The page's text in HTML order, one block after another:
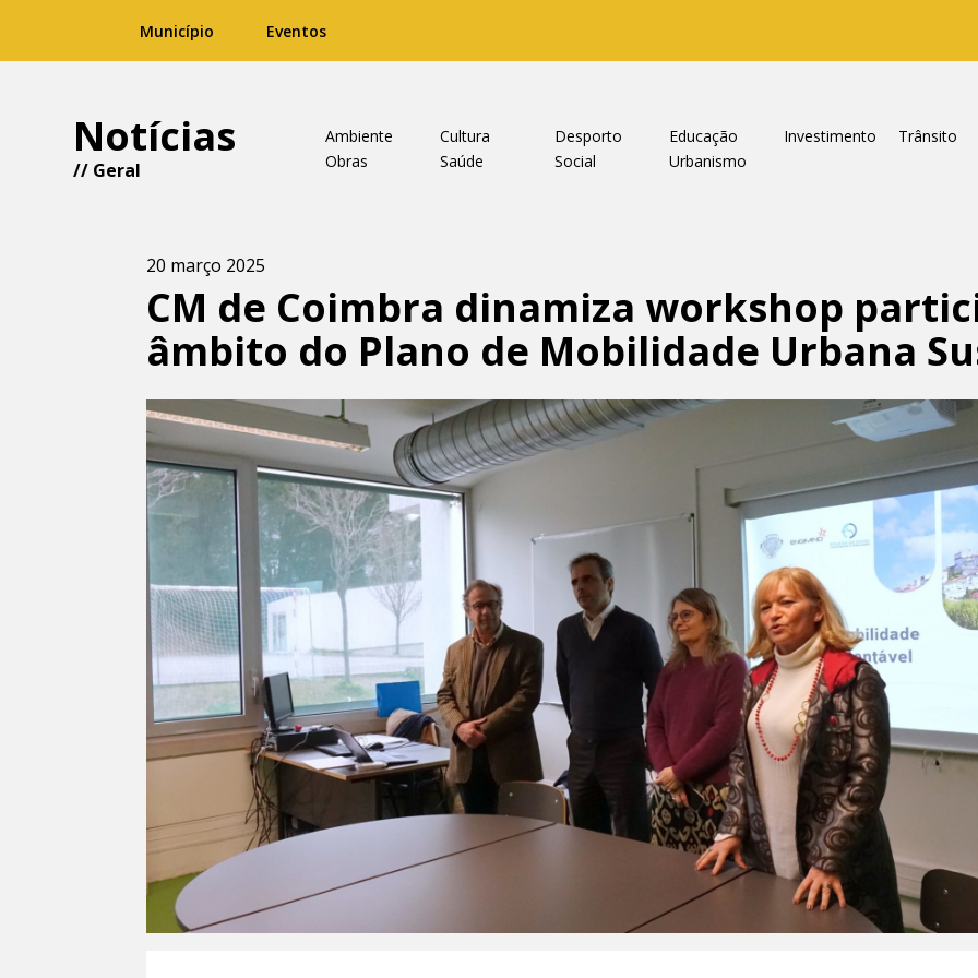
Município Eventos
Notícias
// Geral
Ambiente Cultura Desporto Educação Investimento
Trânsito
Obras
Saúde Social Urbanismo
20 março 2025
CM de Coimbra dinamiza workshop
âmbito do Plano de Mobilidade Urbana